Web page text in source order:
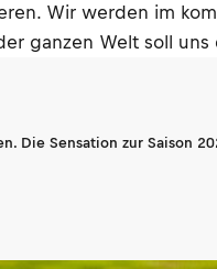
Wir werden im
ganzen Welt soll uns
Die Sensation zur Saison